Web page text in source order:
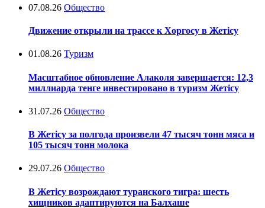
07.08.26 Общество
Движение открыли на трассе к Хоргосу в Жетісу
01.08.26 Туризм
Масштабное обновление Алаколя завершается: 12,3
миллиарда тенге инвестировано в туризм Жетісу
31.07.26 Общество
В Жетісу за полгода произвели 47 тысяч тонн мяса и
105 тысяч тонн молока
29.07.26 Общество
В Жетісу возрождают туранского тигра: шесть
хищников адаптируются на Балхаше